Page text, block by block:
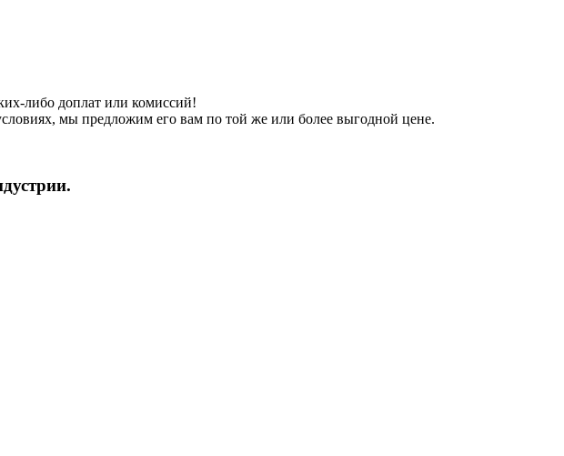
либо доплат или комиссий!
мы предложим его вам по той же или более выгодной цене.